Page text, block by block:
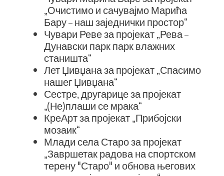
„Очистимо и сачувајмо Марића
Бару – наш заједнички простор“
Чувари Реве за пројекат „Рева –
Дунавски парк парк влажних
станишта“
Лет Џивџана за пројекат „Спасимо
нашег Џивџана“
Сестре, другарице за пројекат
„(Не)плаши се мрака“
КреАрт за пројекат „Прибојски
мозаик“
Млади села Старо за пројекат
„Завршетак радова на спортском
терену "Старо" и обнова његових